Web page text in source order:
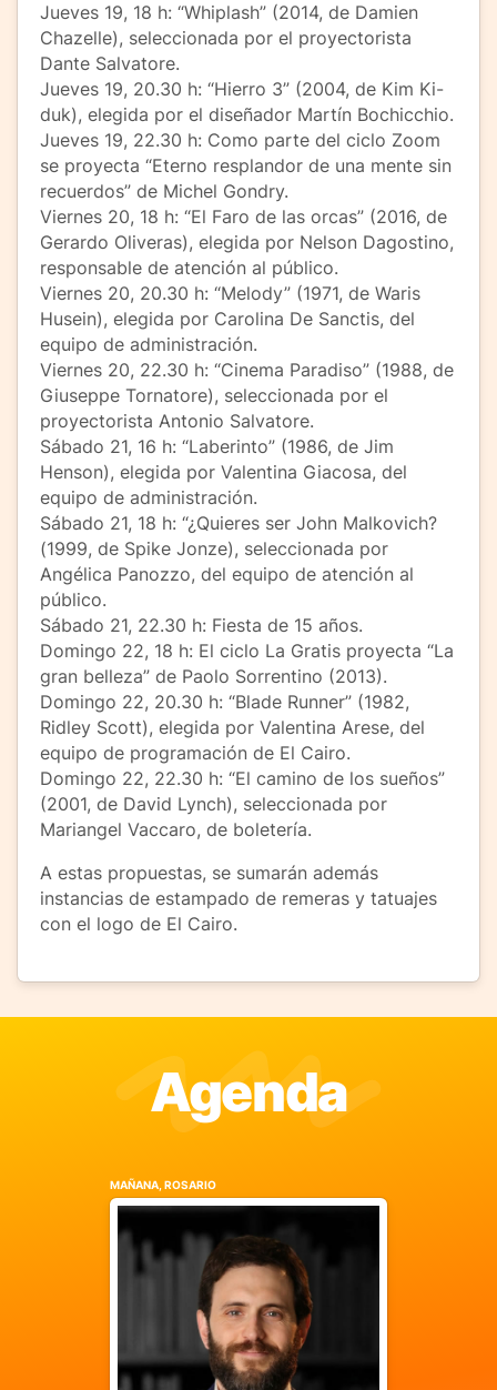
Jueves 19, 18 h: “Whiplash” (2014, de Damien
Chazelle), seleccionada por el proyectorista
Dante Salvatore.
Jueves 19, 20.30 h: “Hierro 3” (2004, de Kim Ki-
duk), elegida por el diseñador Martín Bochicchio.
Jueves 19, 22.30 h: Como parte del ciclo Zoom
se proyecta “Eterno resplandor de una mente sin
recuerdos” de Michel Gondry.
Viernes 20, 18 h: “El Faro de las orcas” (2016, de
Gerardo Oliveras), elegida por Nelson Dagostino,
responsable de atención al público.
Viernes 20, 20.30 h: “Melody” (1971, de Waris
Husein), elegida por Carolina De Sanctis, del
equipo de administración.
Viernes 20, 22.30 h: “Cinema Paradiso” (1988, de
Giuseppe Tornatore), seleccionada por el
proyectorista Antonio Salvatore.
Sábado 21, 16 h: “Laberinto” (1986, de Jim
Henson), elegida por Valentina Giacosa, del
equipo de administración.
Sábado 21, 18 h: “¿Quieres ser John Malkovich?
(1999, de Spike Jonze), seleccionada por
Angélica Panozzo, del equipo de atención al
público.
Sábado 21, 22.30 h: Fiesta de 15 años.
Domingo 22, 18 h: El ciclo La Gratis proyecta “La
gran belleza” de Paolo Sorrentino (2013).
Domingo 22, 20.30 h: “Blade Runner” (1982,
Ridley Scott), elegida por Valentina Arese, del
equipo de programación de El Cairo.
Domingo 22, 22.30 h: “El camino de los sueños”
(2001, de David Lynch), seleccionada por
Mariangel Vaccaro, de boletería.
A estas propuestas, se sumarán además
instancias de estampado de remeras y tatuajes
con el logo de El Cairo.
Agenda
MAÑANA, ROSARIO